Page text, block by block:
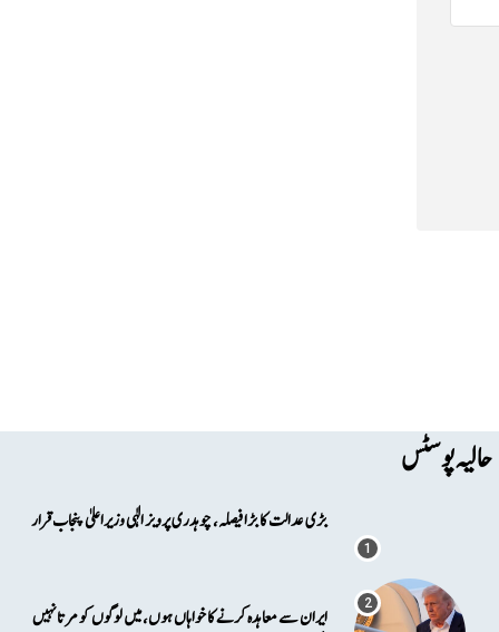
حالیہ پوسٹس
بڑی عدالت کا بڑا فیصلہ، چوہدری پرویز الٰہی وزیراعلیٰ پنجاب قرار
ایران سے معاہدہ کرنے کا خواہاں ہوں، میں لوگوں کو مرتا نہیں